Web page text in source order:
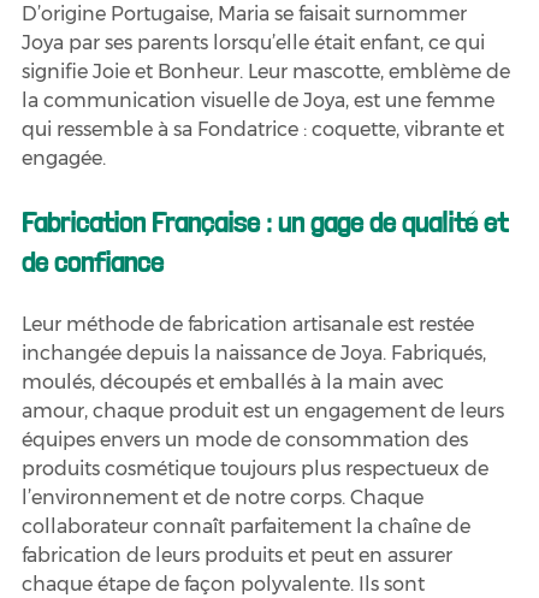
D’origine Portugaise, Maria se faisait surnommer
Joya par ses parents lorsqu’elle était enfant, ce qui
signifie Joie et Bonheur. Leur mascotte, emblème de
la communication visuelle de Joya, est une femme
qui ressemble à sa Fondatrice : coquette, vibrante et
engagée.
Fabrication Française : un gage de qualité et
de confiance
Leur méthode de fabrication artisanale est restée
inchangée depuis la naissance de Joya. Fabriqués,
moulés, découpés et emballés à la main avec
amour, chaque produit est un engagement de leurs
équipes envers un mode de consommation des
produits cosmétique toujours plus respectueux de
l’environnement et de notre corps. Chaque
collaborateur connaît parfaitement la chaîne de
fabrication de leurs produits et peut en assurer
chaque étape de façon polyvalente. Ils sont